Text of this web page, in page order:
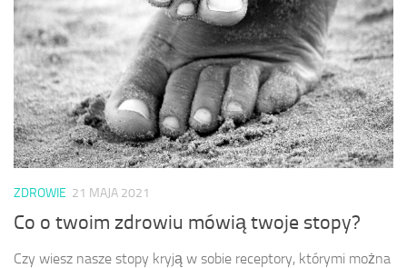
ZDROWIE 21 MAJA 2021
Co o twoim zdrowiu mówią twoje stopy?
Czy wiesz nasze stopy kryją w sobie receptory, którymi można